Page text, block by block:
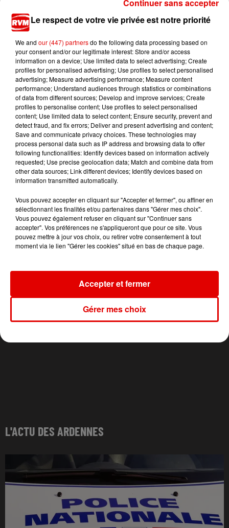
Ardennes - Un réveil frais ce vendredi avant le
TITRES DIFFUSÉS
17h25
17h25
TAYLOR SWIFT
Opalite
17h22
17h22
TAYC
Girlfriend
17h15
17h15
MARTIN GARRIX & BONO
We Are The People
L'ACTU DES ARDENNES
Le respect de votre vie privée est notre priorité
We and our (447) partnersdo the following data processing based on
your consent and/or our legitimate interest: Store and/or access
information on a device; Use limited data to select advertising; Create
profiles for personalised advertising; Use profiles to select personalised
advertising; Measure advertising performance; Measure content
performance; Understand audiences through statistics or combinations
of data from different sources; Develop and improve services; Create
profiles to personalise content; Use profiles to select personalised
content; Use limited data to select content; Ensure security, prevent and
detect fraud, and fix errors; Deliver and present advertising and content;
Save and communicate privacy choices. These technologies may
process personal data such as IP address and browsing data to offer
following functionalities: Identify devices based on information actively
requested; Use precise geolocation data; Match and combine data from
other data sources; Link different devices; Identify devices based on
information transmitted automatically.
Vous pouvez accepter en cliquant sur "Accepter et fermer", ou affiner en
sélectionnant les finalités et/ou partenaires dans "Gérer mes choix".
Vous pouvez également refuser en cliquant sur "Continuer sans
accepter". Vos préférences ne s'appliqueront que pour ce site. Vous
pouvez mettre à jour vos choix, ou retirer votre consentement à tout
moment via le lien "Gérer les cookies" situé en bas de chaque page.
Gérer mes choix
Accepter et fermer
Continuer sans accepter